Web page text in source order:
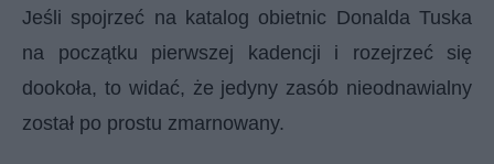
Jeśli spojrzeć na katalog obietnic Donalda Tuska
na początku pierwszej kadencji i rozejrzeć się
dookoła, to widać, że jedyny zasób nieodnawialny
został po prostu zmarnowany.